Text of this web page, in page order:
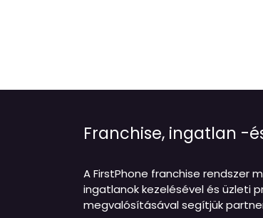
Franchise, ingatlan -
A FirstPhone franchise rendszer
ingatlanok kezelésével és üzleti
megvalósításával segítjük